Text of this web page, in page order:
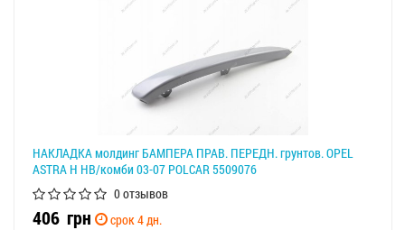
НАКЛАДКА молдинг БАМПЕРА ПРАВ. ПЕРЕДН. грунтов. OPEL
ASTRA H HB/комби 03-07 POLCAR 5509076
0 отзывов
406 грн
срок 4 дн.